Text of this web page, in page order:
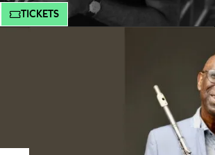
Nobel Prize in literature (2006),
search for the melancholy soul of his
TICKETS